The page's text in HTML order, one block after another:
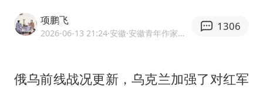
38岁演员求职万岁山NPC成功
U17国足三连胜晋级明日之星半决赛
项鹏飞
2026-06-13 21:24·安徽 ·安徽青年作家协会作家 优质军事领域创作者
1306
俄乌前线战况更新，乌克兰加强了对红军